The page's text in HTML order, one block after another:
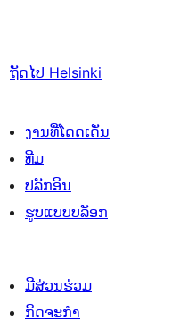
ຖັດໄປ Helsinki
ງານທີ່ໂດດເດັ່ນ
ທີມ
ປລັກອິນ
ຮູບແບບບລັອກ
ມີສ່ວນຮ່ວມ
ກິດຈະກຳ